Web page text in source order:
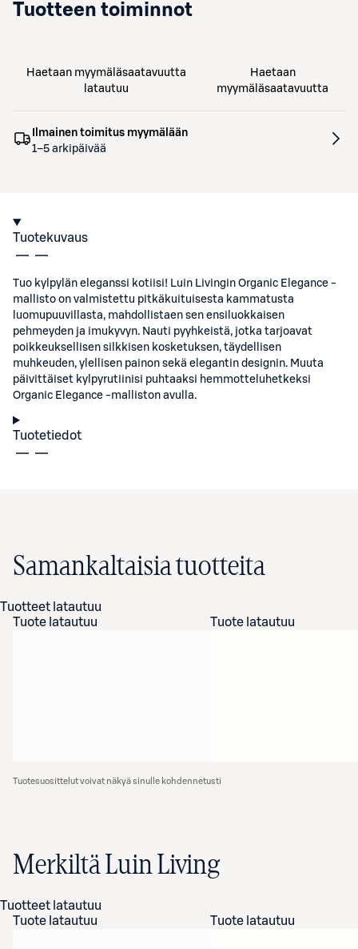
Tuotteen toiminnot
Haetaan myymäläsaatavuutta
latautuu
Haetaan
myymäläsaatavuutta
Ilmainen toimitus myymälään
1–5 arkipäivää
Tuotekuvaus
Tuo kylpylän eleganssi kotiisi! Luin Livingin Organic Elegance -
mallisto on valmistettu pitkäkuituisesta kammatusta
luomupuuvillasta, mahdollistaen sen ensiluokkaisen
pehmeyden ja imukyvyn. Nauti pyyhkeistä, jotka tarjoavat
poikkeuksellisen silkkisen kosketuksen, täydellisen
muhkeuden, ylellisen painon sekä elegantin designin. Muuta
päivittäiset kylpyrutiinisi puhtaaksi hemmotteluhetkeksi
Organic Elegance -malliston avulla.
Tuotetiedot
Samankaltaisia tuotteita
Tuotteet latautuu
Tuote latautuu
Tuote latautuu
Tuotesuosittelut voivat näkyä sinulle kohdennetusti
Merkiltä Luin Living
Tuotteet latautuu
Tuote latautuu
Tuote latautuu